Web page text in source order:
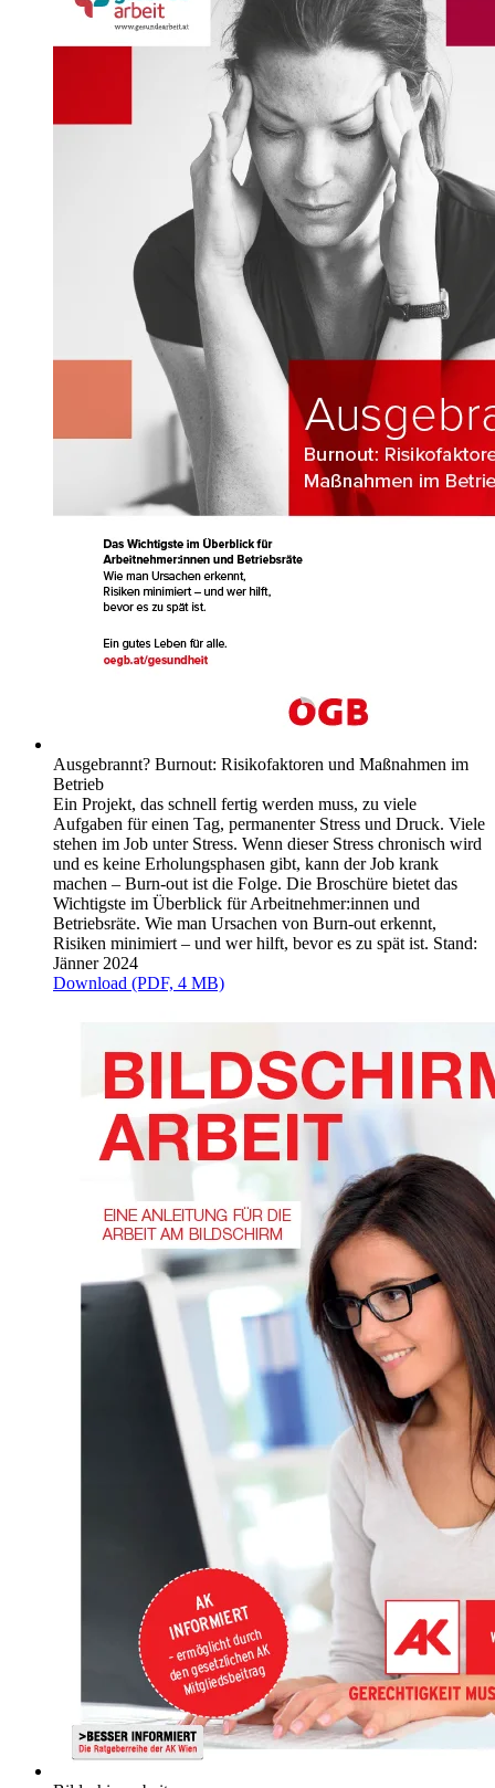
Ausgebrannt? Burnout: Risikofaktoren und Maßnahmen im
Betrieb
Ein Projekt, das schnell fertig werden muss, zu viele
Aufgaben für einen Tag, permanenter Stress und Druck. Viele
stehen im Job unter Stress. Wenn dieser Stress chronisch wird
und es keine Erholungsphasen gibt, kann der Job krank
machen – Burn-out ist die Folge. Die Broschüre bietet das
Wichtigste im Überblick für Arbeitnehmer:innen und
Betriebsräte. Wie man Ursachen von Burn-out erkennt,
Risiken minimiert – und wer hilft, bevor es zu spät ist. Stand:
Jänner 2024
Download (PDF, 4 MB)